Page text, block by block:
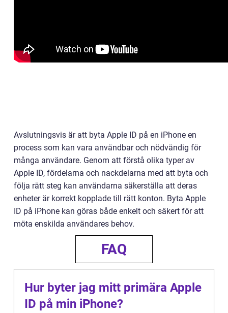
Avslutningsvis är att byta Apple ID på en iPhone en
process som kan vara användbar och nödvändig för
många användare. Genom att förstå olika typer av
Apple ID, fördelarna och nackdelarna med att byta och
följa rätt steg kan användarna säkerställa att deras
enheter är korrekt kopplade till rätt konton. Byta Apple
ID på iPhone kan göras både enkelt och säkert för att
möta enskilda användares behov.
FAQ
Hur byter jag mitt primära Apple
ID på min iPhone?